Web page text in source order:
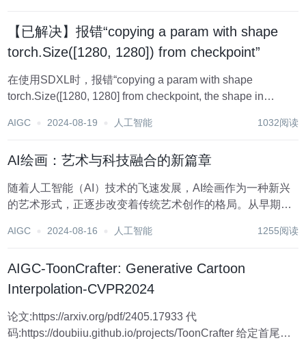
【已解决】报错“copying a param with shape
torch.Size([1280, 1280]) from checkpoint”
在使用SDXL时，报错“copying a param with shape
torch.Size([1280, 1280] from checkpoint, the shape in
AIGC 2024-08-19 人工智能 1032阅读
AI绘画：艺术与科技融合的新篇章
随着人工智能（AI）技术的飞速发展，AI绘画作为一种新兴
的艺术形式，正逐步改变着传统艺术创作的格局。从早期的
的效率和质量，还开辟了全新的应用场景和商业模式。本文
AIGC 2024-08-16 人工智能 1255阅读
AIGC-ToonCrafter: Generative Cartoon
Interpolation-CVPR2024
论文:https://arxiv.org/pdf/2405.17933 代
码:https://doubiiu.github.io/projects/ToonCrafter 给定首尾